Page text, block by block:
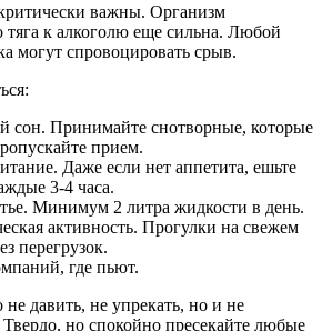
важны. Организм
тяга к алкоголю еще сильна. Любой
могут спровоцировать срыв.
сон. Принимайте снотворные, которые
прием.
Даже если нет аппетита, ешьте
3-4 часа.
Минимум 2 литра жидкости в день.
активность. Прогулки на свежем
перегрузок.
где пьют.
давить, не упрекать, но и не
Твердо, но спокойно пресекайте любые